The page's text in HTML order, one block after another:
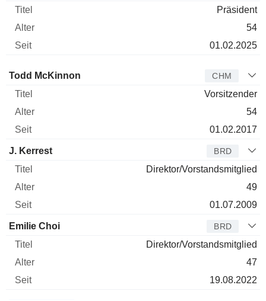
Präsident
54
01.02.2025
Verwaltungsratsmitglied
Todd McKinnon CHM
Vorsitzender
54
01.02.2017
J. Kerrest BRD
Direktor/Vorstandsmitglied
49
01.07.2009
Emilie Choi BRD
Direktor/Vorstandsmitglied
47
19.08.2022